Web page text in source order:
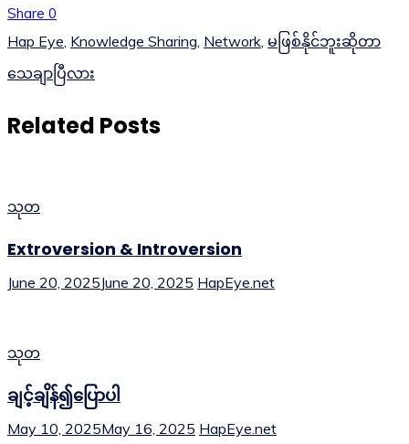
Share 0
Hap Eye, Knowledge Sharing, Network, မဖြစ်နိုင်ဘူးဆိုတာ
သေချာပြီလား
Related Posts
သုတ
Extroversion & Introversion
June 20, 2025June 20, 2025 HapEye.net
သုတ
ချင့်ချိန်၍ပြောပါ
May 10, 2025May 16, 2025 HapEye.net